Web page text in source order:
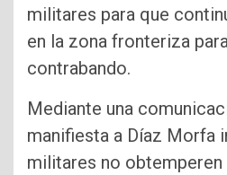
militares para que
en la zona fronteriza
contrabando.
Mediante una
manifiesta a Díaz Morfa
militares no obtemperen